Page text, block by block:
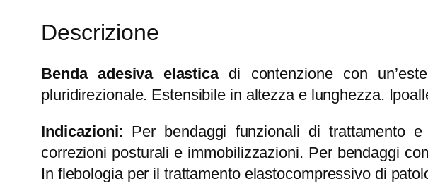
4
mt
Descrizione
Benda adesiva elastica di contenzione con
pluridirezionale. Estensibile in altezza e lunghezza.
Indicazioni: Per bendaggi funzionali di trattamento
correzioni posturali e immobilizzazioni. Per bendaggi
In flebologia per il trattamento elastocompressivo di